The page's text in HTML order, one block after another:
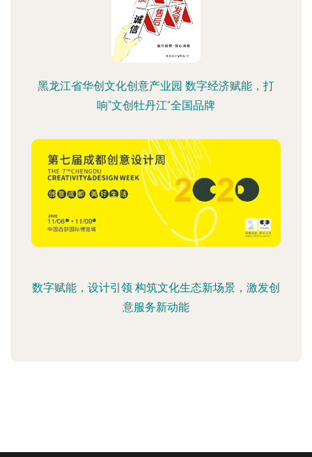
黑龙江省华创文化创意产业园 数字经济赋能，打
响“文创牡丹江”全国品牌
数字赋能，设计引领 构筑文化生态新场景，激发创
意服务新动能